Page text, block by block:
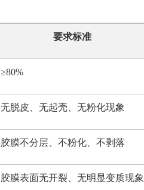
要求标准
≥80%
无脱皮、无起壳、无粉化现象
胶膜不分层、不粉化、不剥落
胶膜表面无开裂、无明显变质现象